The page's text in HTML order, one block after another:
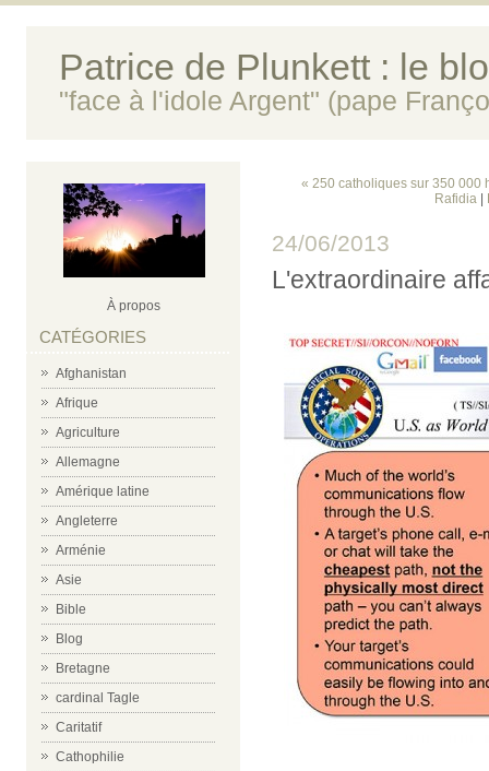
Patrice de Plunkett : le
"face à l'idole Argent" (pape
À propos
CATÉGORIES
Afghanistan
Afrique
Agriculture
Allemagne
Amérique latine
Angleterre
Arménie
Asie
Bible
Blog
Bretagne
cardinal Tagle
Caritatif
Cathophilie
« 250 catholiques sur 350 000
Rafidia
24/06/2013
L'extraordinaire